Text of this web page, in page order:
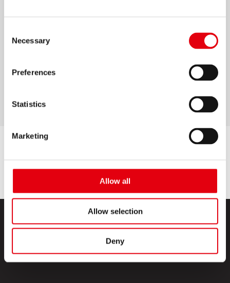
Selection
Necessary
Preferences
Statistics
Marketing
Allow all
Allow selection
Deny
Лента ровно ложится и не отслаивается
после нанесения
подходит для всех типов чернил